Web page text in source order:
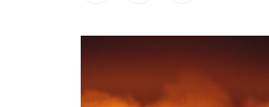
de
l’article